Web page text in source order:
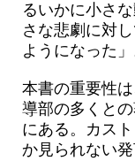
るいかに小さ
さな悲劇に対
ようになった」
本書の重要性
導部の多くと
にある。カス
か見られない